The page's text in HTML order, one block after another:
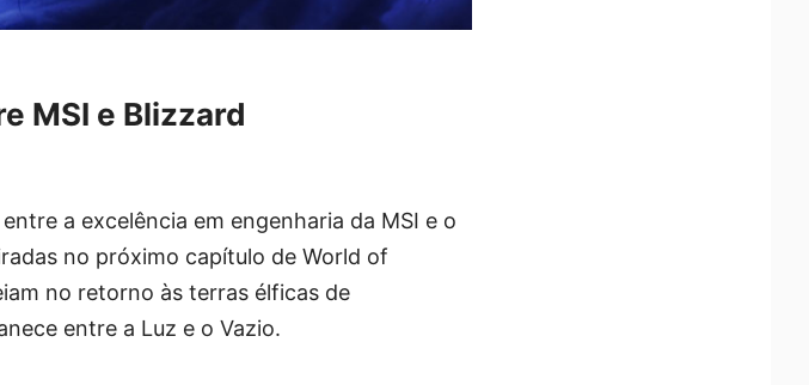
MSI e Blizzard
a excelência em engenharia da MSI e o
no próximo capítulo de World of
no retorno às terras élficas de
entre a Luz e o Vazio.